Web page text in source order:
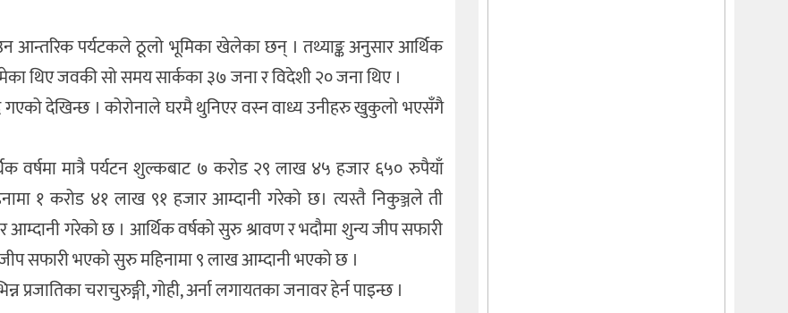
आन्तरिक पर्यटकले ठूलो भूमिका खेलेका छन् । तथ्याङ्क अनुसार आर्थिक
थिए जवकी सो समय सार्कका ३७ जना र विदेशी २० जना थिए ।
देखिन्छ । कोरोनाले घरमै थुनिएर वस्न वाध्य उनीहरु खुकुलो भएसँगै
मात्रै पर्यटन शुल्कबाट ७ करोड २९ लाख ४५ हजार ६५० रुपैयाँ
१ करोड ४१ लाख ९१ हजार आम्दानी गरेको छ। त्यस्तै निकुञ्जले ती
गरेको छ । आर्थिक वर्षको सुरु श्रावण र भदौमा शुन्य जीप सफारी
सफारी भएको सुरु महिनामा ९ लाख आम्दानी भएको छ ।
प्रजातिका चराचुरुङ्गी, गोही, अर्ना लगायतका जनावर हेर्न पाइन्छ ।